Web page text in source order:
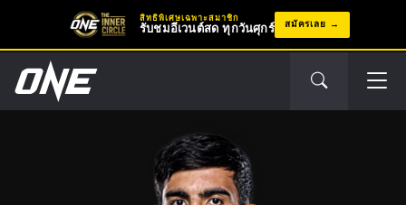
สิทธิพิเศษเฉพาะสมาชิก
รับชมอีเวนต์สด ทุกวันศุกร์ สมัครเลย